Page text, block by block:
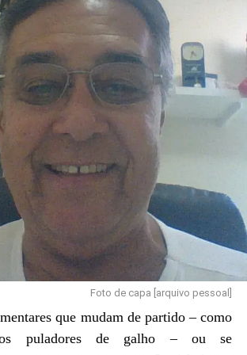
situação particular, não uma regra.
compreensível que muitas mulheres se
em dividir espaços íntimos, como
trans.
movimento LGBTQIA+ afirmam que
são complexos. Outros, porém,
seria mais complexo o pensamento de
própria condição biológica. É evidente
ninguém é igual.
composta por mais de 221 milhões
foi consultada sobre o reconhecimento
O que existe é uma construção
seus direitos. Trata-se, portanto, de
reconhecida.
psicologicamente como uma
Foto de capa [arquivo pessoal]
que mudam de partido – como
puladores de galho – ou se